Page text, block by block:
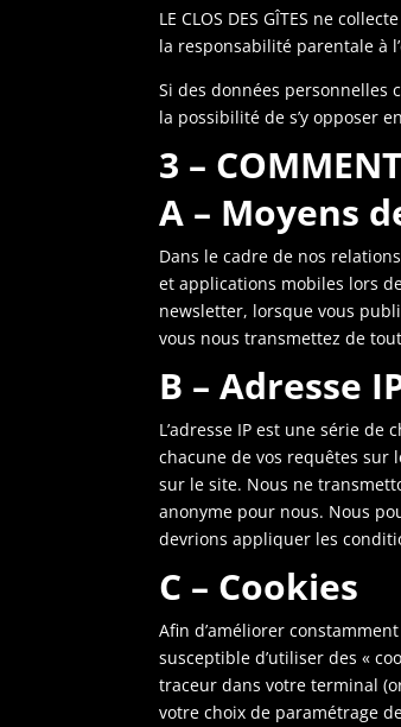
LE CLOS DES GÎTES ne
la responsabilité parentale à
Si des données personnelles
la possibilité de s’y opposer
3 –
A – Moyens
Dans le cadre de nos
et applications mobiles lors
newsletter, lorsque vous
vous nous transmettez de
B – Adresse
L’adresse IP est une série
chacune de vos requêtes sur
sur le site. Nous ne
anonyme pour nous. Nous
devrions appliquer les
C – Cookies
Afin d’améliorer
susceptible d’utiliser des «
traceur dans votre terminal
votre choix de paramétrage